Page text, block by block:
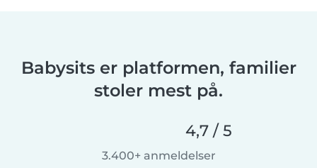
Babysits er platformen, familier
stoler mest på.
4,7 / 5
3.400+ anmeldelser